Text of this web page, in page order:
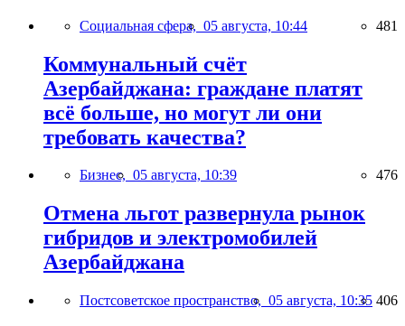
Социальная сфера, 05 августа, 10:44 481
Коммунальный счёт
Азербайджана: граждане платят
всё больше, но могут ли они
требовать качества?
Бизнес, 05 августа, 10:39 476
Отмена льгот развернула рынок
гибридов и электромобилей
Азербайджана
Постсоветское пространство, 05 августа, 10:35 406